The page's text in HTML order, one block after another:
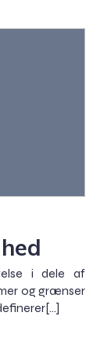
i dele af
og grænser